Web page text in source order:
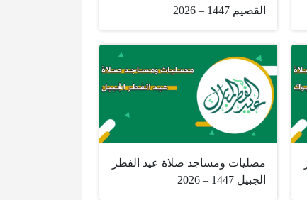
القصيم 1447 – 2026
مصليات ومساجد صلاة عيد الفطر
الجبيل 1447 – 2026